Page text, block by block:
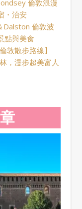
倫敦浪漫
・治安
Dalston 倫敦波
點與美食
倫敦散步路線】
，漫步超美富人